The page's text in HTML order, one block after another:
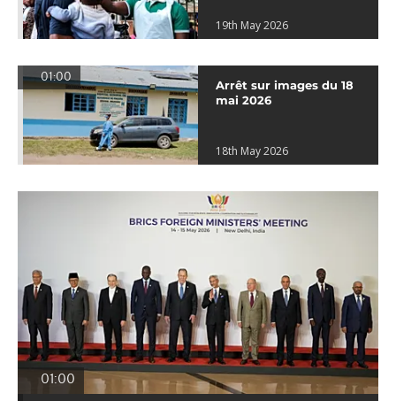
19th May 2026
01:00
Arrêt sur images du 18
mai 2026
18th May 2026
01:00